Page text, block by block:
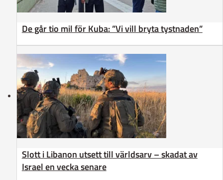
De går tio mil för Kuba: ”Vi vill bryta tystnaden”
Slott i Libanon utsett till världsarv – skadat av
Israel en vecka senare